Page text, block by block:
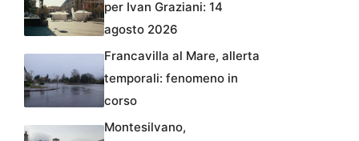
per Ivan Graziani: 14
agosto 2026
Francavilla al Mare, allerta
temporali: fenomeno in
corso
Montesilvano,